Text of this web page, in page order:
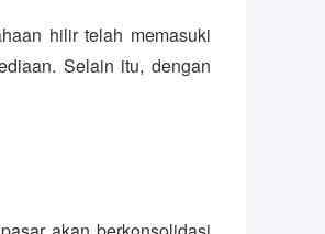
hilir telah memasuki
Selain itu, dengan